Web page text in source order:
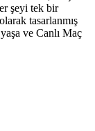
şeyi tek bir
tasarlanmış
ve Canlı Maç